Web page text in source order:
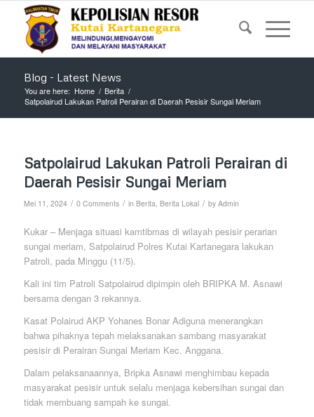
Blog - Latest News
You are here: Home / Berita /
Satpolairud Lakukan Patroli Perairan di Daerah Pesisir Sungai Meriam
Satpolairud Lakukan Patroli Perairan di
Daerah Pesisir Sungai Meriam
Mei 11, 2024 / 0 Comments / in Berita, Berita Lokal / by Admin
Kukar – Menjaga situasi kamtibmas di wilayah pesisir perarian
sungai meriam, Satpolairud Polres Kutai Kartanegara lakukan
Patroli, pada Minggu (11/5).
Kali ini tim Patroli Satpolairud dipimpin oleh BRIPKA M. Asnawi
bersama dengan 3 rekannya.
Kasat Polairud AKP Yohanes Bonar Adiguna menerangkan
bahwa pihaknya tepah melaksanakan sambang masyarakat
pesisir di Perairan Sungai Meriam Kec. Anggana.
Dalam pelaksanaannya, Bripka Asnawi menghimbau kepada
masyarakat pesisir untuk selalu menjaga kebersihan sungai dan
tidak membuang sampah ke sungai.